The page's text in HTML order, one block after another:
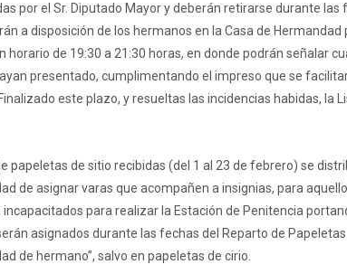
por el Sr. Diputado Mayor y deberán retirarse durante las
a disposición de los hermanos en la Casa de
de 19:30 a 21:30 horas, en donde podrán señalar
presentado, cumplimentando el impreso que se
este plazo, y resueltas las incidencias habidas, la
papeletas de sitio recibidas (del 1 al 23 de febrero) se
de asignar varas que acompañen a insignias, para
para realizar la Estación de Penitencia
asignados durante las fechas del Reparto de
de hermano”, salvo en papeletas de cirio.